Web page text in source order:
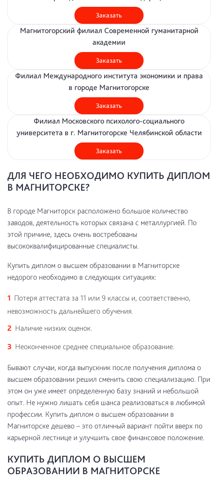
Заказать
Магнитогорский филиал Современной гуманитарной
академии
Заказать
Филиал Международного института экономики и права
в городе Магнитогорске
Заказать
Филиал Московского психолого-социального
университета в г. Магнитогорске Челябинской области
Заказать
ДЛЯ ЧЕГО НЕОБХОДИМО КУПИТЬ ДИПЛОМ
В МАГНИТОРСКЕ?
В городе Магниторск расположено большое количество
заводов, деятельность которых связана с металлургией. По
этой причине, здесь очень востребованы
высококвалифицированные специалисты.
Купить диплом о высшем образовании в Магниторске
недорого необходимо в следующих ситуациях:
Потеря аттестата за 11 или 9 классы и, соответственно,
невозможность дальнейшего обучения.
Наличие низких оценок.
Неоконченное среднее специальное образование.
Бывают случаи, когда выпускник после получения диплома о
высшем образовании решил сменить свою специализацию. При
этом он уже имеет определенную базу знаний и небольшой
опыт. Не нужно лишать себя шанса реализоваться в любимой
профессии. Купить диплом о высшем образовании в
Магниторске дешево – это отличный вариант пойти вверх по
карьерной лестнице и улучшить свое финансовое положение.
КУПИТЬ ДИПЛОМ О ВЫСШЕМ
ОБРАЗОВАНИИ В МАГНИТОРСКЕ